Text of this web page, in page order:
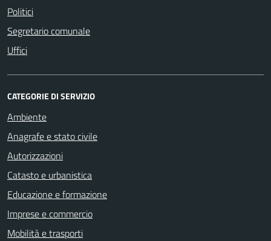
Politici
Segretario comunale
Uffici
CATEGORIE DI SERVIZIO
Ambiente
Anagrafe e stato civile
Autorizzazioni
Catasto e urbanistica
Educazione e formazione
Imprese e commercio
Mobilità e trasporti